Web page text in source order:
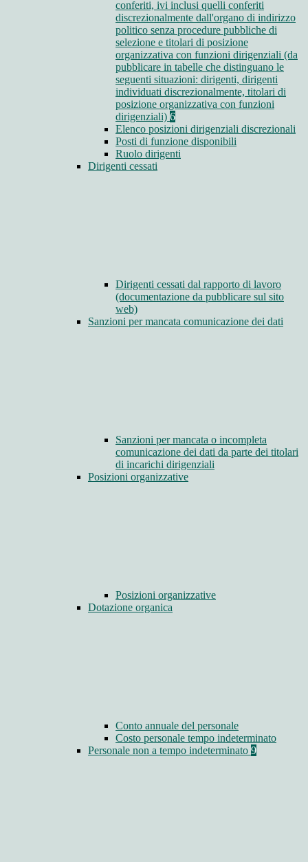
conferiti, ivi inclusi quelli conferiti
discrezionalmente dall'organo di indirizzo
politico senza procedure pubbliche di
selezione e titolari di posizione
organizzativa con funzioni dirigenziali (da
pubblicare in tabelle che distinguano le
seguenti situazioni: dirigenti, dirigenti
individuati discrezionalmente, titolari di
posizione organizzativa con funzioni
dirigenziali) 6
Elenco posizioni dirigenziali discrezionali
Posti di funzione disponibili
Ruolo dirigenti
Dirigenti cessati
Dirigenti cessati dal rapporto di lavoro
(documentazione da pubblicare sul sito
web)
Sanzioni per mancata comunicazione dei dati
Sanzioni per mancata o incompleta
comunicazione dei dati da parte dei titolari
di incarichi dirigenziali
Posizioni organizzative
Posizioni organizzative
Dotazione organica
Conto annuale del personale
Costo personale tempo indeterminato
Personale non a tempo indeterminato 9